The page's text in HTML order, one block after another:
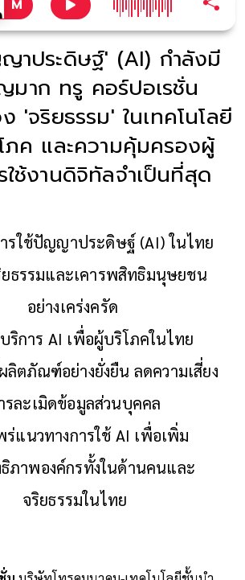
าประดิษฐ์' (AI) กำลังมี
มาก ทรู คอร์ปอเรชั่น
'จริยธรรม' ในเทคโนโลยี
ภค และความคุ้มครองผู้
ใช้งานดิจิทัลจำเป็นที่สุด
รใช้ปัญญาประดิษฐ์ (AI) ในไทย
ยธรรมและเคารพสิทธิมนุษยชน
อย่างเคร่งครัด
การ AI เพื่อผู้บริโภคในไทย
ลิตภัณฑ์อย่างยั่งยืน ลดความเสี่ยง
รละเมิดข้อมูลส่วนบุคคล
ร่แนวทางการใช้ AI เพื่อเพิ่ม
ภาพองค์กรทั้งในด้านคนและ
จริยธรรมในไทย